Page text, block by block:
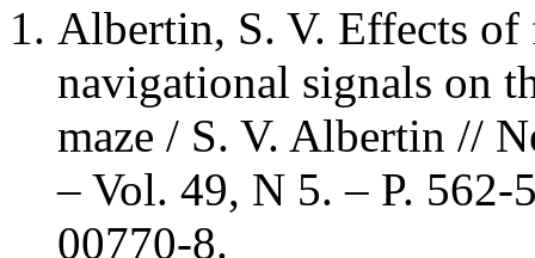
Albertin, S. V. Effects
navigational signals on
maze / S. V. Albertin //
– Vol. 49, N 5. – P.
00770-8.